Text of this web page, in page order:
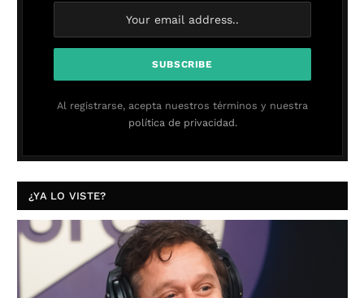
Al registrarse, acepta nuestros términos y nuestra
política de privacidad.
¿YA LO VISTE?